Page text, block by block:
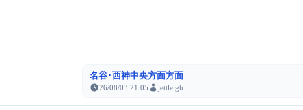
名谷･西神中央方面方面
26/08/03 21:05 jettleigh